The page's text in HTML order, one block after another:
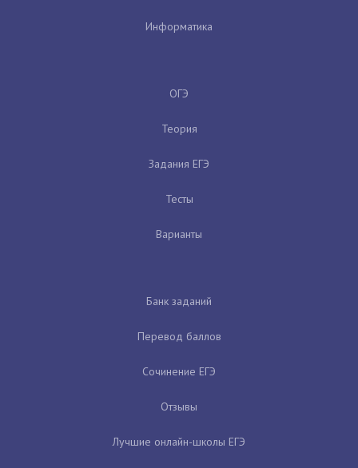
Информатика
ОГЭ
Теория
Задания ЕГЭ
Тесты
Варианты
Банк заданий
Перевод баллов
Сочинение ЕГЭ
Отзывы
Лучшие онлайн-школы ЕГЭ